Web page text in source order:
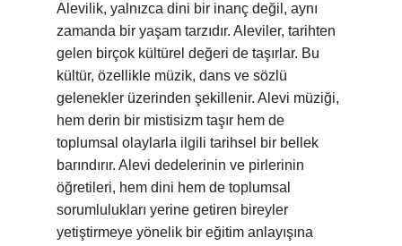
Alevilik, yalnızca dini bir inanç değil, aynı
zamanda bir yaşam tarzıdır. Aleviler, tarihten
gelen birçok kültürel değeri de taşırlar. Bu
kültür, özellikle müzik, dans ve sözlü
gelenekler üzerinden şekillenir. Alevi müziği,
hem derin bir mistisizm taşır hem de
toplumsal olaylarla ilgili tarihsel bir bellek
barındırır. Alevi dedelerinin ve pirlerinin
öğretileri, hem dini hem de toplumsal
sorumlulukları yerine getiren bireyler
yetiştirmeye yönelik bir eğitim anlayışına